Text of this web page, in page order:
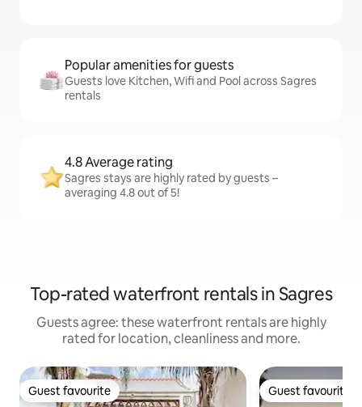
Popular amenities for guests
Guests love Kitchen, Wifi and Pool across Sagres
rentals
4.8 Average rating
Sagres stays are highly rated by guests –
averaging 4.8 out of 5!
Top-rated waterfront rentals in Sagres
Guests agree: these waterfront rentals are highly
rated for location, cleanliness and more.
Guest favourite
Guest favourite Guest favourite
Guest favourite